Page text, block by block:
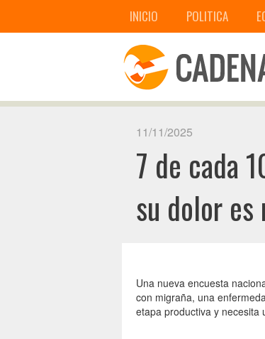
INICIO POLITICA
11/11/2025
7 de cada
su dolor
Una nueva encuesta
con migraña, una
etapa productiva y necesita